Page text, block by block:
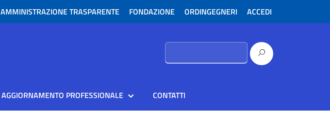
AMMINISTRAZIONE TRASPARENTE FONDAZIONE ORDINGEGNERI ACCEDI
Ricerca
AGGIORNAMENTO PROFESSIONALE CONTATTI